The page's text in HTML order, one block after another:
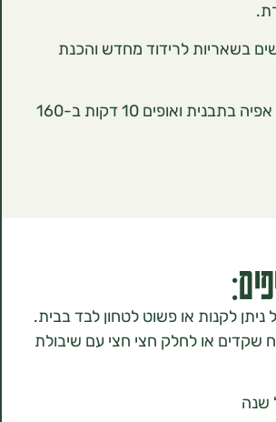
לרידוד מחדש והכנת
5. ‏מסדרים על נייר אפיה בתבנית ואופים 10 דקות ב-160
או פשוט לטחון לבד בבית.
לחלק חצי חצי עם שיבולת